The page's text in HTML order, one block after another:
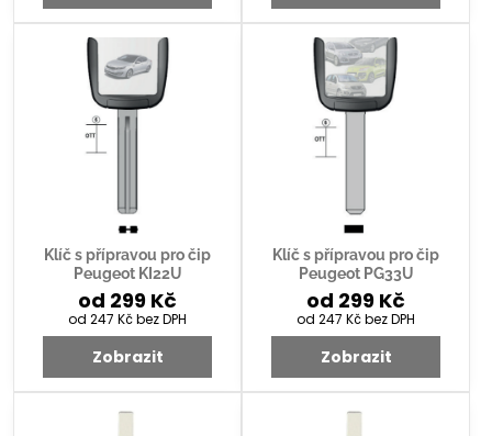
Klíč s přípravou pro čip
Peugeot KI22U
od 299 Kč
od 247 Kčbez DPH
Zobrazit
Klíč s přípravou pro čip
Peugeot PG33U
od 299 Kč
od 247 Kčbez DPH
Zobrazit